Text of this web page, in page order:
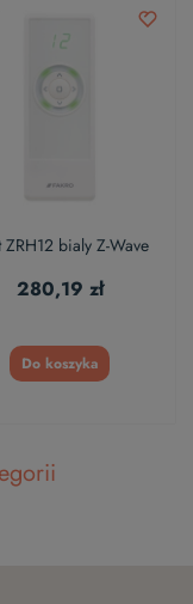
ZRH12 bialy Z-Wave
280,19 zł
Do koszyka